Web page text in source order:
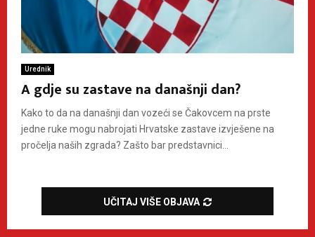
Urednik
A gdje su zastave na današnji dan?
Kako to da na današnji dan vozeći se Čakovcem na prste
jedne ruke mogu nabrojati Hrvatske zastave izvješene na
pročelja naših zgrada? Zašto bar predstavnici...
UČITAJ VIŠE OBJAVA